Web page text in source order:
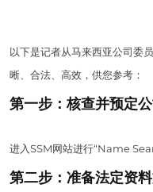
以下是记者从马来西亚公司委
晰、合法、高效，供您参考：
第一步：核查并预定
进入SSM网站进行“Name
第二步：准备法定资